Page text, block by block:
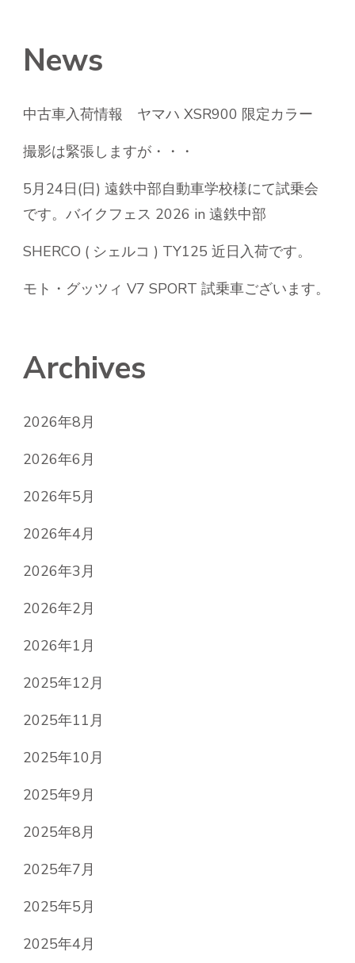
News
中古車入荷情報 ヤマハ XSR900 限定カラー
撮影は緊張しますが・・・
5月24日(日) 遠鉄中部自動車学校様にて試乗会
です。バイクフェス 2026 in 遠鉄中部
SHERCO ( シェルコ ) TY125 近日入荷です。
モト・グッツィ V7 SPORT 試乗車ございます。
Archives
2026年8月
2026年6月
2026年5月
2026年4月
2026年3月
2026年2月
2026年1月
2025年12月
2025年11月
2025年10月
2025年9月
2025年8月
2025年7月
2025年5月
2025年4月